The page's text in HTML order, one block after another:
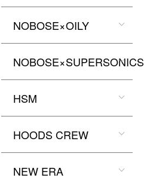
NOBOSE×OILY
NOBOSE×SUPERSONICS
HSM
HOODS CREW
NEW ERA